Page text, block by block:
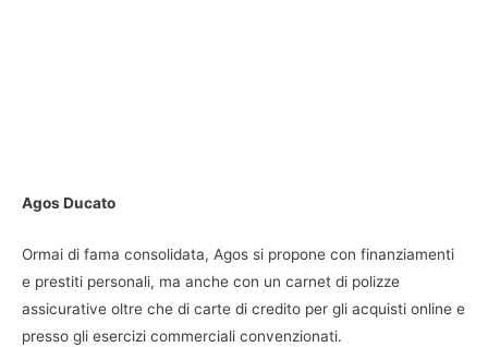
Agos Ducato
Ormai di fama consolidata, Agos si propone con finanziamenti
e prestiti personali, ma anche con un carnet di polizze
assicurative oltre che di carte di credito per gli acquisti online e
presso gli esercizi commerciali convenzionati.